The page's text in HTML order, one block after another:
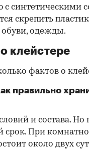
с синтетическими
скрепить
одежды.
клейстере
фактов о
правильно
и состава. Но
срок. При
около двух